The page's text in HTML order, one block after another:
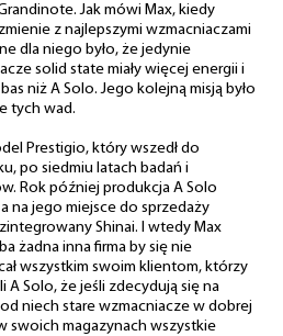
Jak mówi Max, kiedy
z najlepszymi wzmacniaczami
dla niego było, że jedynie
solid state miały więcej energii i
niż A Solo. Jego kolejną misją było
tych wad.
Prestigio, który wszedł do
po siedmiu latach badań i
Rok później produkcja A Solo
na jego miejsce do sprzedaży
Shinai. I wtedy Max
żadna inna firma by się nie
wszystkim swoim klientom, którzy
A Solo, że jeśli zdecydują się na
niech stare wzmacniacze w dobrej
swoich magazynach wszystkie